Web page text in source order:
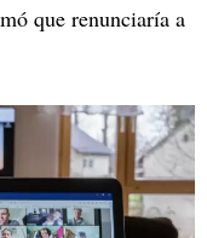
que renunciaría a